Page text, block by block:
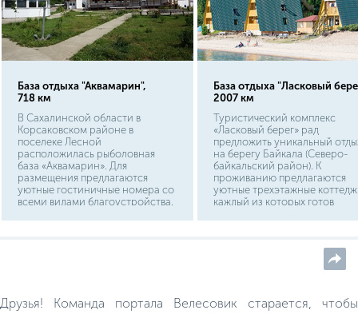
База отдыха "Аквамарин",
718 км
В Сахалинской области в
Корсаковском районе в
поселеке Лесной
расположилась рыболовная
база «Аквамарин». Для
размещения предлагаются
уютные гостиничные номера со
всеми видами благоустройства.
База отдыха "Ласковый
2007 км
Туристический комплекс
«Ласковый берег» рад
предложить уникальный
на берегу Байкала (Северо-
байкальский район). К
проживанию предлагаются
уютные трехэтажные
каждый из которых готов
поправить Ваше здоровье.
Друзья! Команда портала Велесовик старается, чтобы